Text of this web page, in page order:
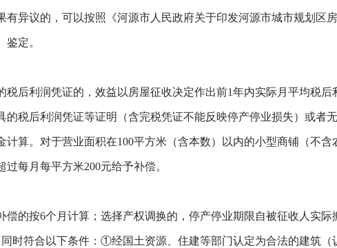
异议的，可以按照《河源市人民政府关于印发河源市城市规划区
定。
利润凭证的，效益以房屋征收决定作出前1年内实际月平均税后
后利润凭证等证明（含完税凭证不能反映停产停业损失）或者
计算。对于营业面积在100平方米（含本数）以内的小型商铺（不
每月每平方米200元给予补偿。
按6个月计算；选择产权调换的，停产停业期限自被征收人实际
符合以下条件：①经国土资源、住建等部门认定为合法的建筑（